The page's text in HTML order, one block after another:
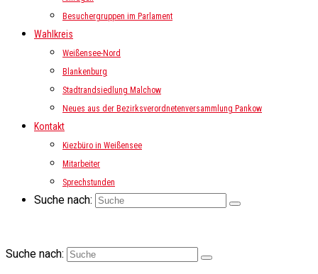
Besuchergruppen im Parlament
Wahlkreis
Weißensee-Nord
Blankenburg
Stadtrandsiedlung Malchow
Neues aus der Bezirksverordnetenversammlung Pankow
Kontakt
Kiezbüro in Weißensee
Mitarbeiter
Sprechstunden
Suche nach:
Suche nach: